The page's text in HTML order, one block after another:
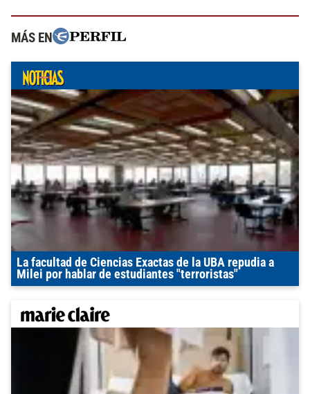
MÁS EN
La facultad de Ciencias Exactas de la UBA repudia a
Milei por hablar de estudiantes "terroristas"